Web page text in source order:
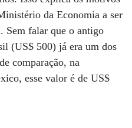
da Economia a ser
Sem falar que o antigo
(US$ 500) já era um dos
comparação, na
esse valor é de US$